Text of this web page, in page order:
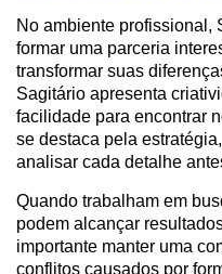
No ambiente profissional,
formar uma parceria
transformar suas
Sagitário apresenta
facilidade para encontrar
se destaca pela
analisar cada detalhe
Quando trabalham em
podem alcançar
importante manter uma
conflitos causados por